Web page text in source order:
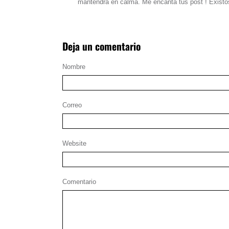
mantendrá en calma. Me encanta tus post !
Deja un comentario
Nombre
Correo
Website
Comentario